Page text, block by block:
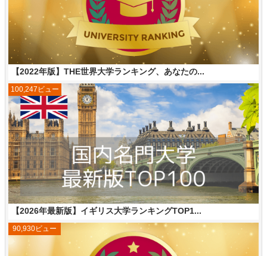
【2022年版】THE世界大学ランキング、あなたの...
【2026年最新版】イギリス大学ランキングTOP1...
100,247ビュー
90,930ビュー